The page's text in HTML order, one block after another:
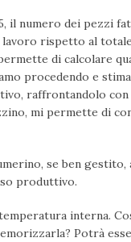
il numero dei pezzi
lavoro rispetto al
di calcolare
procedendo e
raffrontandolo
mi permette di
se ben
produttivo.
interna.
Potrà